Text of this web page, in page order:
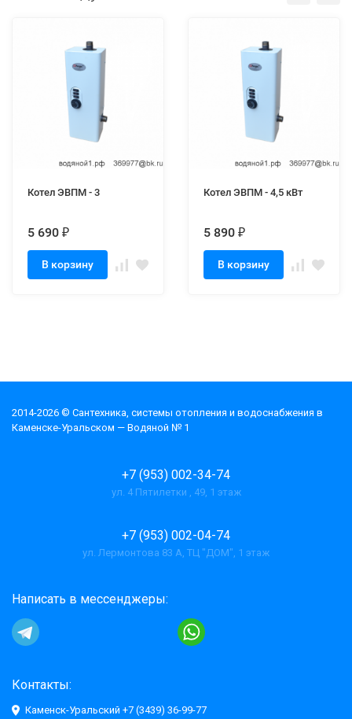
Котел ЭВПМ - 3
5 690 ₽
В корзину
Котел ЭВПМ - 4,5 кВт
5 890 ₽
В корзину
2014-2026 © Cантехника, системы отопления и водоснабжения в
Каменске-Уральском — Водяной № 1
+7 (953) 002-34-74
ул. 4 Пятилетки , 49, 1 этаж
+7 (953) 002-04-74
ул. Лермонтова 83 А, ТЦ "ДОМ", 1 этаж
Написать в мессенджеры:
Контакты:
Каменск-Уральский +7 (3439) 36-99-77